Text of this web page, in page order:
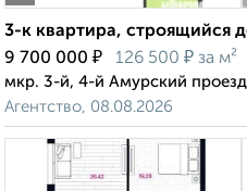
3-к квартира, строящийся
9 700 000 ₽ 126 500 ₽ за м²
мкр. 3-й, 4-й Амурский
Агентство, 08.08.2026